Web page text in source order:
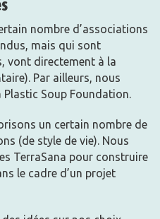
nombre d’associations
mais qui sont
vont directement à la
Par ailleurs, nous
Soup Foundation.
un certain nombre de
(de style de vie). Nous
TerraSana pour construire
le cadre d’un projet